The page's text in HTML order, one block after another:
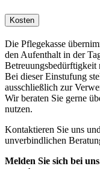
Kosten
Die Pflegekasse
den Aufenthalt in der
Betreuungsbedürftigkeit
Bei dieser Einstufung
ausschließlich zur
Wir beraten Sie gerne
nutzen.
Kontaktieren Sie uns
unverbindlichen
Melden Sie sich bei